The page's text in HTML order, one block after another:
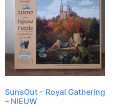
SunsOut – Royal Gathering
– NIEUW